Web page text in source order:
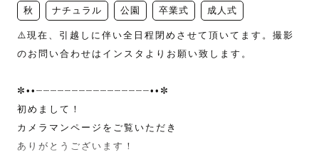
秋 ナチュラル 公園 卒業式 成人式
⚠️現在、引越しに伴い全日程閉めさせて頂いてます。撮影
のお問い合わせはインスタよりお願い致します。
✼••┈┈┈┈┈┈┈┈┈┈┈┈┈┈┈┈••✼
初めまして！
カメラマンページをご覧いただき
ありがとうございます！